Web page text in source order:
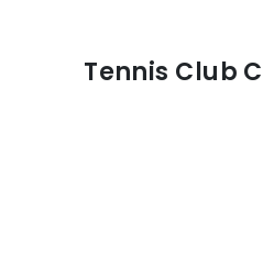
Tennis Club